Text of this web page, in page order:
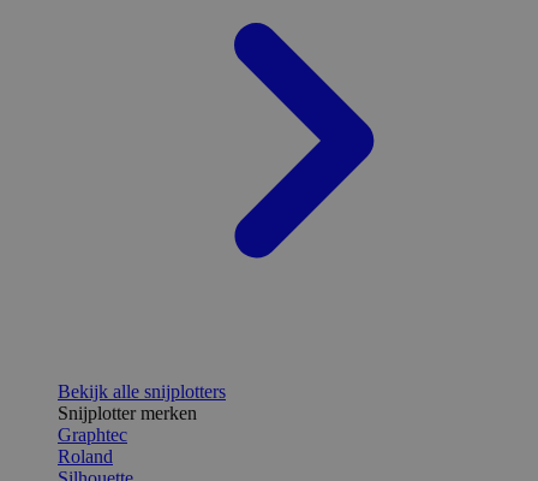
Bekijk alle snijplotters
Snijplotter merken
Graphtec
Roland